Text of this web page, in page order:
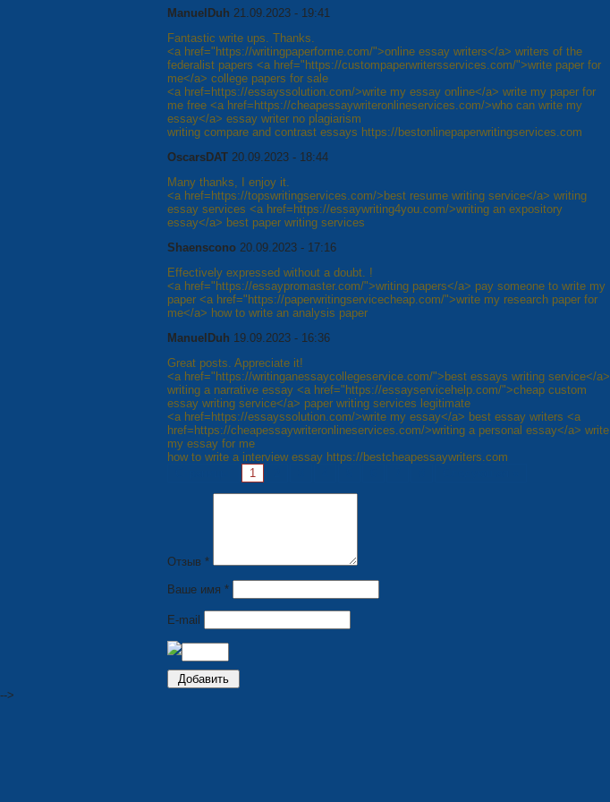
ManuelDuh 21.09.2023 - 19:41
Fantastic write ups. Thanks.
<a href="https://writingpaperforme.com/">online essay writers</a> writers of the
federalist papers <a href="https://custompaperwritersservices.com/">write paper for
me</a> college papers for sale
<a href=https://essayssolution.com/>write my essay online</a> write my paper for
me free <a href=https://cheapessaywriteronlineservices.com/>who can write my
essay</a> essay writer no plagiarism
writing compare and contrast essays https://bestonlinepaperwritingservices.com
OscarsDAT 20.09.2023 - 18:44
Many thanks, I enjoy it.
<a href=https://topswritingservices.com/>best resume writing service</a> writing
essay services <a href=https://essaywriting4you.com/>writing an expository
essay</a> best paper writing services
Shaenscono 20.09.2023 - 17:16
Effectively expressed without a doubt. !
<a href="https://essaypromaster.com/">writing papers</a> pay someone to write my
paper <a href="https://paperwritingservicecheap.com/">write my research paper for
me</a> how to write an analysis paper
ManuelDuh 19.09.2023 - 16:36
Great posts. Appreciate it!
<a href="https://writinganessaycollegeservice.com/">best essays writing service</a>
writing a narrative essay <a href="https://essayservicehelp.com/">cheap custom
essay writing service</a> paper writing services legitimate
<a href=https://essayssolution.com/>write my essay</a> best essay writers <a
href=https://cheapessaywriteronlineservices.com/>writing a personal essay</a> write
my essay for me
how to write a interview essay https://bestcheapessaywriters.com
1
Отзыв *
Ваше имя *
E-mail
-->